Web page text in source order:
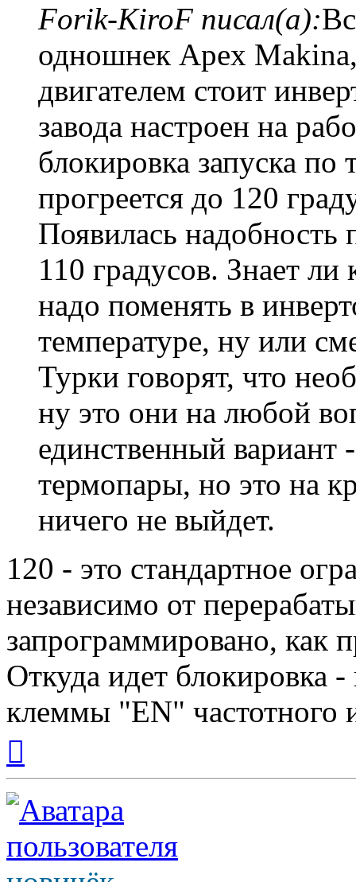
Forik-KiroF писал(а):
одношнек Apex
двигателем стоит
завода настроен на
блокировка запуска по
прогреется до 120
Появилась надобность
110 градусов. Знает ли
надо поменять в
температуре, ну или
Турки говорят, что
ну это они на любой
единственный вариант
термопары, но это на
ничего не выйдет.
120 - это стандартное
независимо от
запрограммировано, как
Откуда идет блокировка
клеммы "EN" частотного
началу